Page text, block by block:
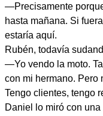
—Precisamente
hasta mañana. Si
estaría aquí.
Rubén, todavía
—Yo vendo la moto.
con mi hermano. Pero
Tengo clientes, tengo
Daniel lo miró con